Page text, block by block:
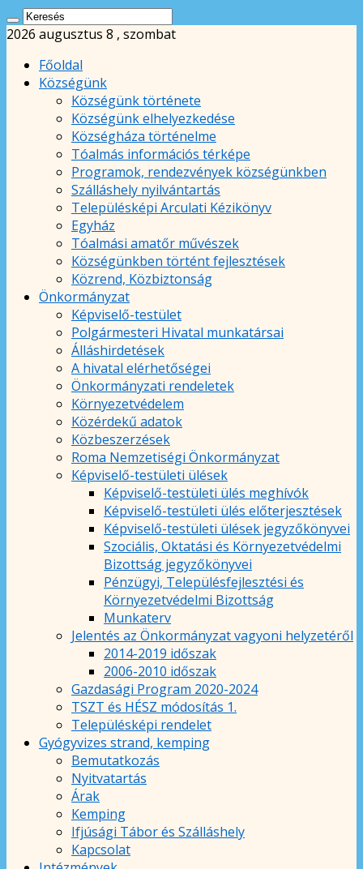
2026 augusztus 8 , szombat
Főoldal
Községünk
Községünk története
Községünk elhelyezkedése
Községháza történelme
Tóalmás információs térképe
Programok, rendezvények községünkben
Szálláshely nyilvántartás
Településképi Arculati Kézikönyv
Egyház
Tóalmási amatőr művészek
Községünkben történt fejlesztések
Közrend, Közbiztonság
Önkormányzat
Képviselő-testület
Polgármesteri Hivatal munkatársai
Álláshirdetések
A hivatal elérhetőségei
Önkormányzati rendeletek
Környezetvédelem
Közérdekű adatok
Közbeszerzések
Roma Nemzetiségi Önkormányzat
Képviselő-testületi ülések
Képviselő-testületi ülés meghívók
Képviselő-testületi ülés előterjesztések
Képviselő-testületi ülések jegyzőkönyvei
Szociális, Oktatási és Környezetvédelmi
Bizottság jegyzőkönyvei
Pénzügyi, Településfejlesztési és
Környezetvédelmi Bizottság
Munkaterv
Jelentés az Önkormányzat vagyoni helyzetéről
2014-2019 időszak
2006-2010 időszak
Gazdasági Program 2020-2024
TSZT és HÉSZ módosítás 1.
Településképi rendelet
Gyógyvizes strand, kemping
Bemutatkozás
Nyitvatartás
Árak
Kemping
Ifjúsági Tábor és Szálláshely
Kapcsolat